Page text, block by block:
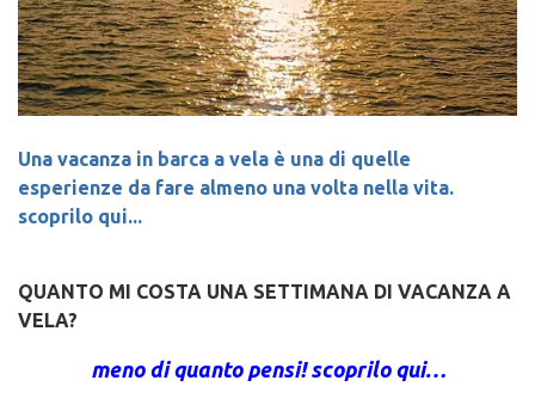
Una vacanza in barca a vela è una di quelle
esperienze da fare almeno una volta nella vita.
scoprilo qui...
QUANTO MI COSTA UNA SETTIMANA DI VACANZA A
VELA?
meno di quanto pensi! scoprilo qui…